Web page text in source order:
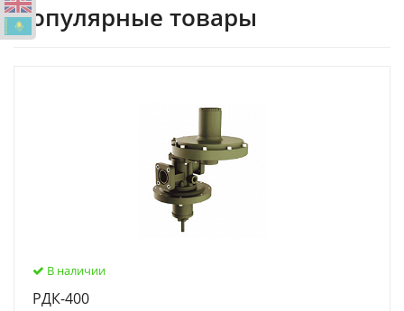
Популярные товары
В наличии
РДК-400